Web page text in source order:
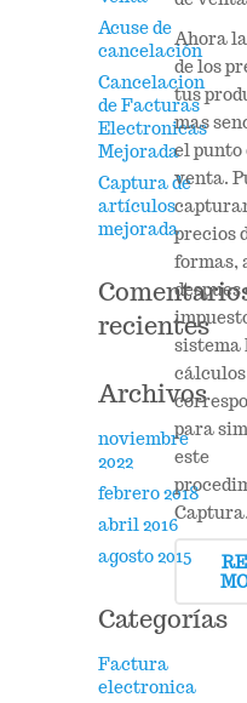
Ahora
de los
tus
mas
el punto
venta.
precios
formas,
despues
sistema
cálculos
para
este
Acuse de
cancelación
Cancelacion
de Facturas
Electronicas
Mejorada
Captura de
artículos
mejorada
recientes
Archivos
noviembre
2022
febrero 2018
abril 2016
agosto 2015
Categorías
Factura
electronica